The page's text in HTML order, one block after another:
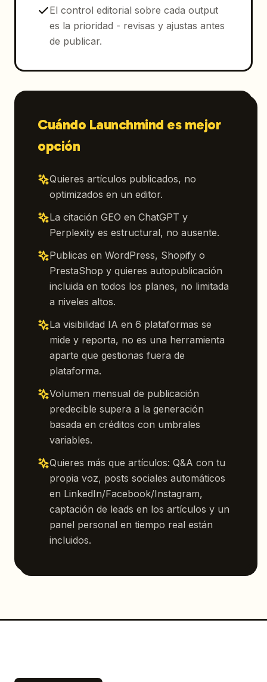
El control editorial sobre cada output
es la prioridad - revisas y ajustas antes
de publicar.
Cuándo Launchmind es mejor
opción
Quieres artículos publicados, no
optimizados en un editor.
La citación GEO en ChatGPT y
Perplexity es estructural, no ausente.
Publicas en WordPress, Shopify o
PrestaShop y quieres autopublicación
incluida en todos los planes, no limitada
a niveles altos.
La visibilidad IA en 6 plataformas se
mide y reporta, no es una herramienta
aparte que gestionas fuera de
plataforma.
Volumen mensual de publicación
predecible supera a la generación
basada en créditos con umbrales
variables.
Quieres más que artículos: Q&A con tu
propia voz, posts sociales automáticos
en LinkedIn/Facebook/Instagram,
captación de leads en los artículos y un
panel personal en tiempo real están
incluidos.